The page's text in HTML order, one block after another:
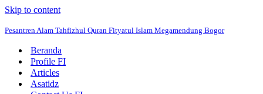
Skip to content
Pesantren Alam Tahfizhul Quran Fityatul Islam Megamendung Bogor
Beranda
Profile FI
Articles
Asatidz